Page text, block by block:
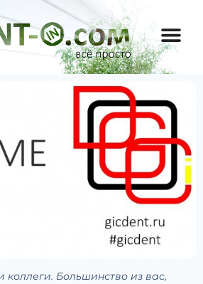
Большинство из вас,